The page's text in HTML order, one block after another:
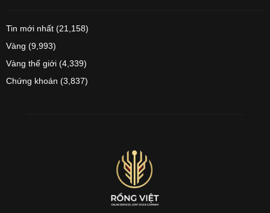
Tin mới nhất (21,158)
Vàng (9,993)
Vàng thế giới (4,339)
Chứng khoán (3,837)